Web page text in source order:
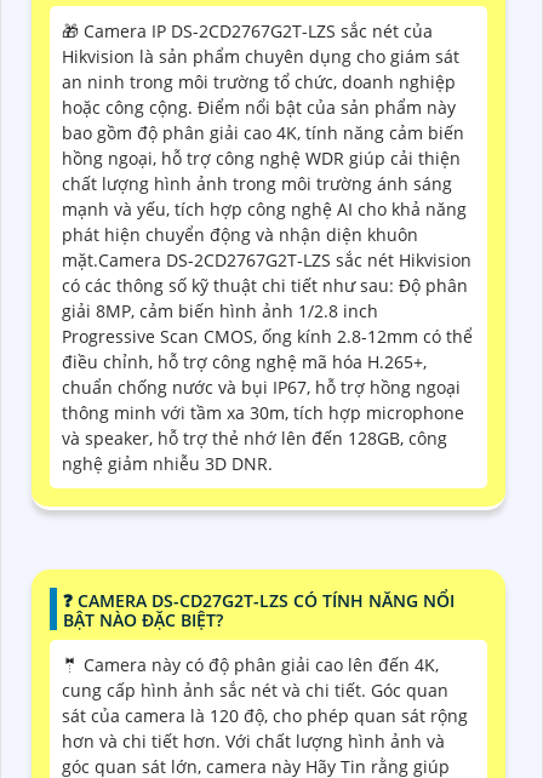
🎁 Camera IP DS-2CD2767G2T-LZS sắc nét của
Hikvision là sản phẩm chuyên dụng cho giám sát
an ninh trong môi trường tổ chức, doanh nghiệp
hoặc công cộng. Điểm nổi bật của sản phẩm này
bao gồm độ phân giải cao 4K, tính năng cảm biến
hồng ngoại, hỗ trợ công nghệ WDR giúp cải thiện
chất lượng hình ảnh trong môi trường ánh sáng
mạnh và yếu, tích hợp công nghệ AI cho khả năng
phát hiện chuyển động và nhận diện khuôn
mặt.Camera DS-2CD2767G2T-LZS sắc nét Hikvision
có các thông số kỹ thuật chi tiết như sau: Độ phân
giải 8MP, cảm biến hình ảnh 1/2.8 inch
Progressive Scan CMOS, ống kính 2.8-12mm có thể
điều chỉnh, hỗ trợ công nghệ mã hóa H.265+,
chuẩn chống nước và bụi IP67, hỗ trợ hồng ngoại
thông minh với tầm xa 30m, tích hợp microphone
và speaker, hỗ trợ thẻ nhớ lên đến 128GB, công
nghệ giảm nhiễu 3D DNR.
❓ CAMERA DS-CD27G2T-LZS CÓ TÍNH NĂNG NỔI
BẬT NÀO ĐẶC BIỆT?
🤵 Camera này có độ phân giải cao lên đến 4K,
cung cấp hình ảnh sắc nét và chi tiết. Góc quan
sát của camera là 120 độ, cho phép quan sát rộng
hơn và chi tiết hơn. Với chất lượng hình ảnh và
góc quan sát lớn, camera này Hãy Tin rằng giúp